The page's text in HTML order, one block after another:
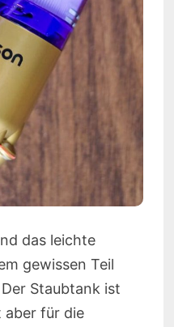
das leichte
gewissen Teil
Staubtank ist
für die